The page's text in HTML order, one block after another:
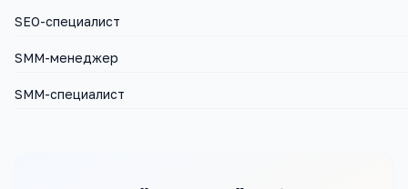
SEO-специалист
SMM-менеджер
SMM-специалист